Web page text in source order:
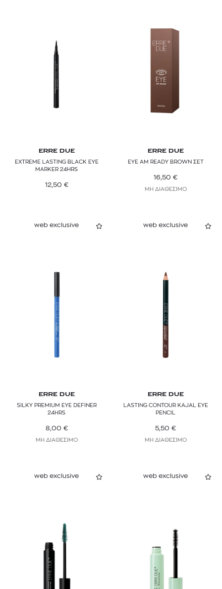
ERRE DUE
EXTREME LASTING BLACK EYE
MARKER 24HRS
12,50 €
ERRE DUE
EYE AM READY BROWN ΣΕΤ
16,50 €
ΜΗ ΔΙΑΘΕΣΙΜΟ
web exclusive
ERRE DUE
SILKY PREMIUM EYE DEFINER
24HRS
8,00 €
ΜΗ ΔΙΑΘΕΣΙΜΟ
web exclusive
ERRE DUE
LASTING CONTOUR KAJAL EYE
PENCIL
5,50 €
ΜΗ ΔΙΑΘΕΣΙΜΟ
web exclusive web exclusive